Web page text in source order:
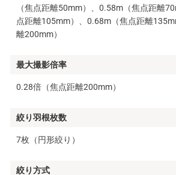
（焦点距離50mm）、0.58m（焦点距離
点距離105mm）、0.68m（焦点距離
離200mm）
最大撮影倍率
0.28倍（焦点距離200mm）
絞り羽根枚数
7枚（円形絞り）
絞り方式